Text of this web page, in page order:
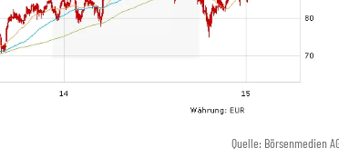
Quelle: Börsenmedien